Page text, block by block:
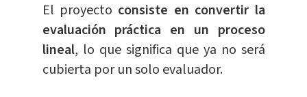
El proyecto consiste en convertir la
evaluación práctica en un proceso
lineal, lo que significa que ya no será
cubierta por un solo evaluador.